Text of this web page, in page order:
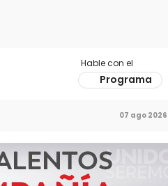
Hable con el
Programa
07 ago 2026